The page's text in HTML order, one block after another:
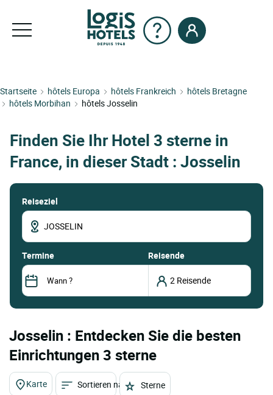
Startseite hôtels Europa hôtels Frankreich
hôtels Bretagne
hôtels Morbihan
hôtels Josselin
Finden Sie Ihr Hotel 3 sterne in
France, in dieser Stadt : Josselin
Reiseziel
termine Reisende
Josselin : Entdecken Sie die besten
Einrichtungen 3 sterne
Karte Sortieren nach Sterne